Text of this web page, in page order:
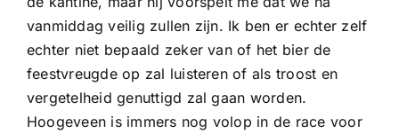
vanmiddag veilig zullen zijn. Ik ben er echter zelf
echter niet bepaald zeker van of het bier de
feestvreugde op zal luisteren of als troost en
vergetelheid genuttigd zal gaan worden.
Hoogeveen is immers nog volop in de race voor